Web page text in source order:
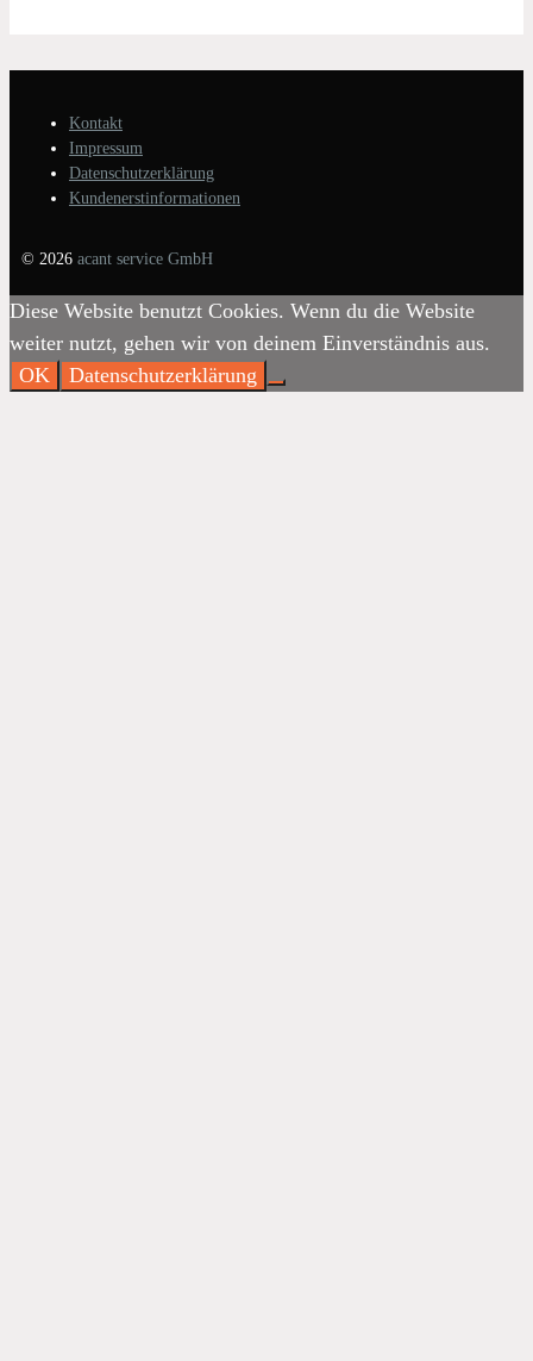
Kontakt
Impressum
Datenschutzerklärung
Kundenerstinformationen
© 2026 acant service GmbH
Diese Website benutzt Cookies. Wenn du die Website
weiter nutzt, gehen wir von deinem Einverständnis aus.
OK
Datenschutzerklärung